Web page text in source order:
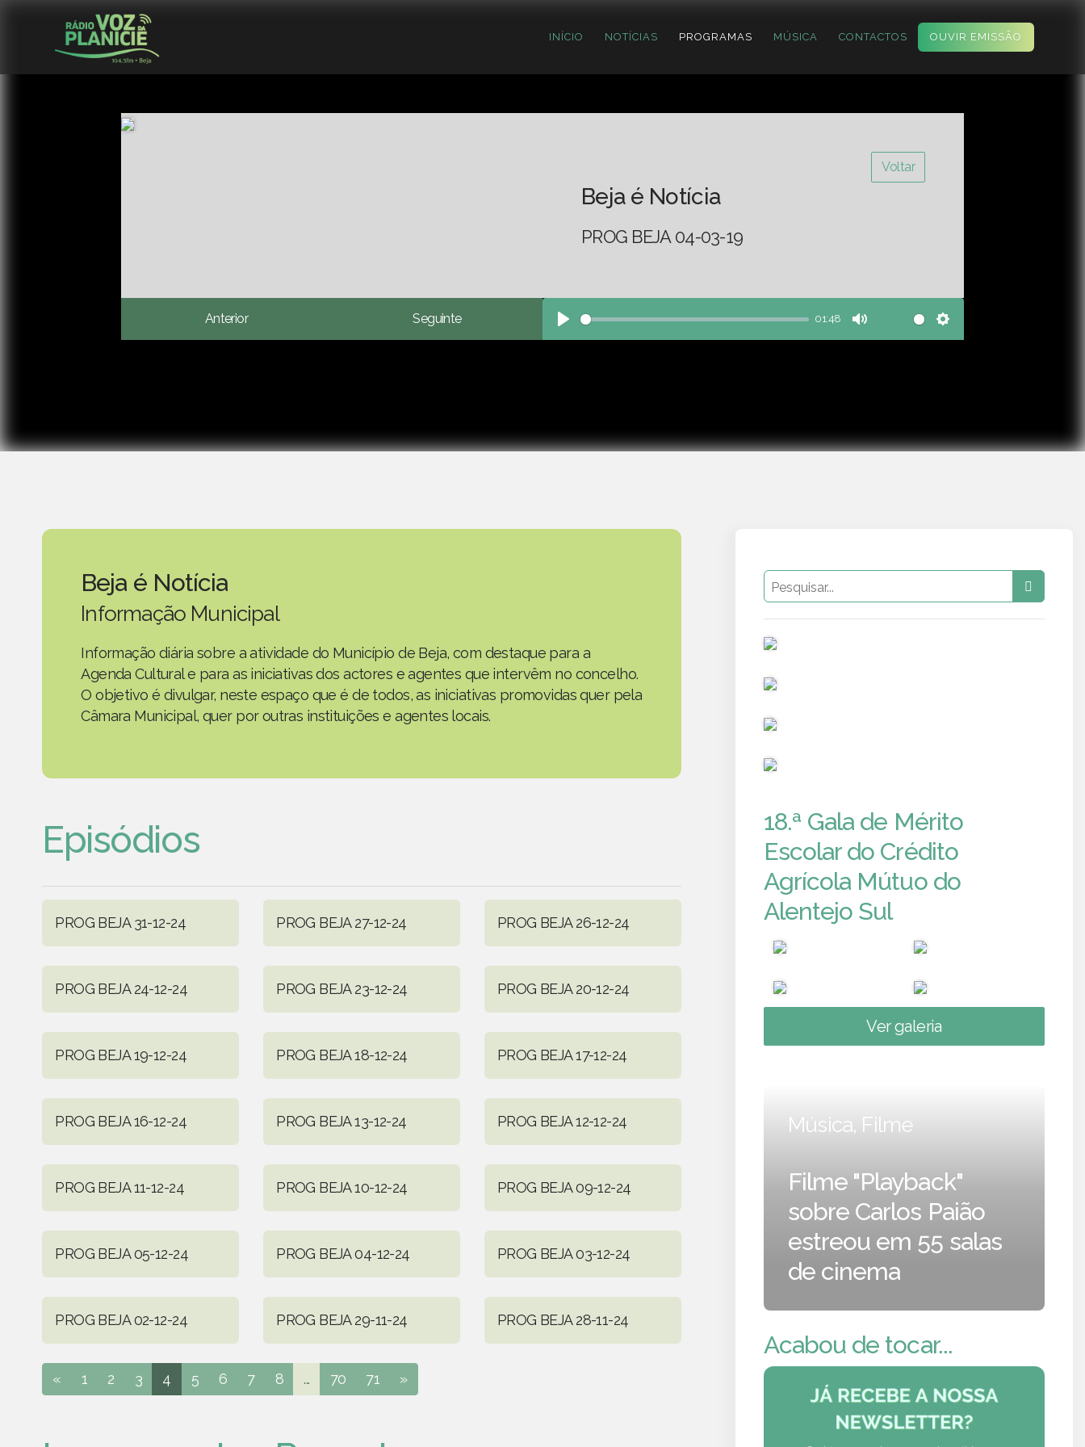
INÍCIO NOTÍCIAS PROGRAMAS MÚSICA CONTACTOS OUVIR EMISSÃO
Voltar
Beja é Notícia
PROG BEJA 04-03-19
Anterior Seguinte
Play
01:48
Mute Settings
Beja é Notícia
Informação Municipal
Informação diária sobre a atividade do Município de Beja, com destaque para a
Agenda Cultural e para as iniciativas dos actores e agentes que intervêm no concelho.
O objetivo é divulgar, neste espaço que é de todos, as iniciativas promovidas quer pela
Câmara Municipal, quer por outras instituições e agentes locais.
Episódios
PROG BEJA 31-12-24 PROG BEJA 27-12-24 PROG BEJA 26-12-24
PROG BEJA 24-12-24 PROG BEJA 23-12-24 PROG BEJA 20-12-24
PROG BEJA 19-12-24 PROG BEJA 18-12-24 PROG BEJA 17-12-24
PROG BEJA 16-12-24 PROG BEJA 13-12-24 PROG BEJA 12-12-24
PROG BEJA 11-12-24 PROG BEJA 10-12-24 PROG BEJA 09-12-24
PROG BEJA 05-12-24 PROG BEJA 04-12-24 PROG BEJA 03-12-24
PROG BEJA 02-12-24 PROG BEJA 29-11-24 PROG BEJA 28-11-24
« 1 2 3 4 5 6 7 8 ... 70 71 »
18.ª Gala de Mérito
Escolar do Crédito
Agrícola Mútuo do
Alentejo Sul
Ver galeria
Música, Filme
Filme "Playback"
sobre Carlos Paião
estreou em 55 salas
de cinema
Acabou de tocar...